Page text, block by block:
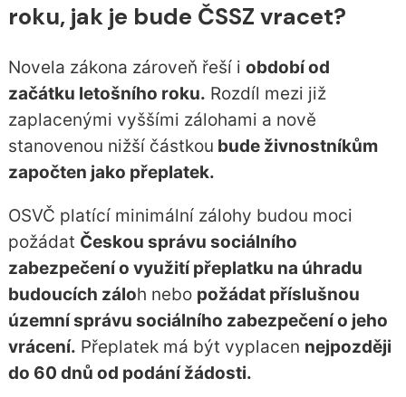
roku, jak je bude ČSSZ vracet?
Novela zákona zároveň řeší i období od
začátku letošního roku. Rozdíl mezi již
zaplacenými vyššími zálohami a nově
stanovenou nižší částkou bude živnostníkům
započten jako přeplatek.
OSVČ platící minimální zálohy budou moci
požádat Českou správu sociálního
zabezpečení o využití přeplatku na úhradu
budoucích záloh nebo požádat příslušnou
územní správu sociálního zabezpečení o jeho
vrácení. Přeplatek má být vyplacen nejpozději
do 60 dnů od podání žádosti.